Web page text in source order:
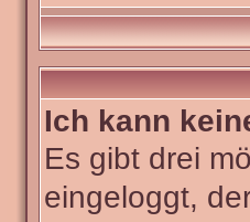
Ich kann
Es gibt drei
eingeloggt,